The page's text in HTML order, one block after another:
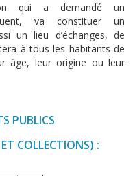
qui a demandé un
va constituer un
un lieu d’échanges, de
à tous les habitants de
âge, leur origine ou leur
PUBLICS
COLLECTIONS) :